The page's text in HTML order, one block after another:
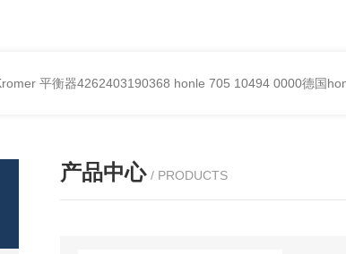
平衡器4262403190368 honle 705 10494 0000德国
产品中心 / PRODUCTS